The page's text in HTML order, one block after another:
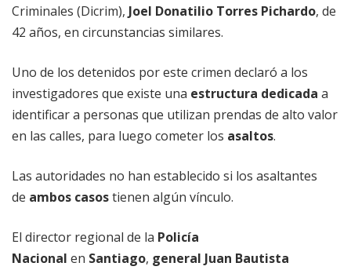
Criminales (Dicrim), Joel Donatilio Torres Pichardo, de
42 años, en circunstancias similares.
Uno de los detenidos por este crimen declaró a los
investigadores que existe una estructura dedicada a
identificar a personas que utilizan prendas de alto valor
en las calles, para luego cometer los asaltos.
Las autoridades no han establecido si los asaltantes
de ambos casostienen algún vínculo.
El director regional de la Policía
Nacional en Santiago, general Juan Bautista